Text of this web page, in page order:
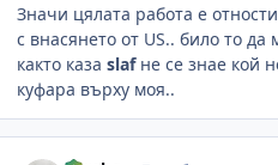
Значи цялата работа е
с внасянето от US.. било то
както каза slafне се знае кой
куфара върху моя..